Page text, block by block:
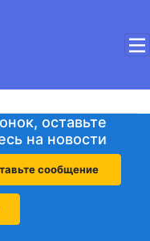
оставьте
на новости
сообщение